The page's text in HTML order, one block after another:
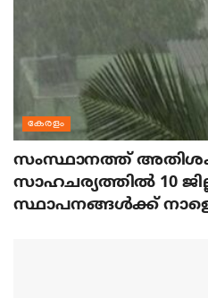
കേരളം
സംസ്ഥാനത്ത്
സാഹചര്യത്തിൽ 10
സ്ഥാപനങ്ങൾക്ക്